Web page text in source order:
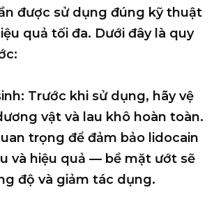
được sử dụng đúng kỹ thuật
quả tối đa. Dưới đây là quy
Trước khi sử dụng, hãy vệ
vật và lau khô hoàn toàn.
trọng để đảm bảo lidocain
và hiệu quả — bề mặt ướt sẽ
độ và giảm tác dụng.